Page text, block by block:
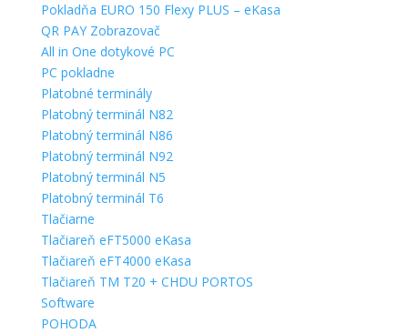
Pokladňa EURO 150 Flexy PLUS – eKasa
QR PAY Zobrazovač
All in One dotykové PC
PC pokladne
Platobné terminály
Platobný terminál N82
Platobný terminál N86
Platobný terminál N92
Platobný terminál N5
Platobný terminál T6
Tlačiarne
Tlačiareň eFT5000 eKasa
Tlačiareň eFT4000 eKasa
Tlačiareň TM T20 + CHDU PORTOS
Software
POHODA